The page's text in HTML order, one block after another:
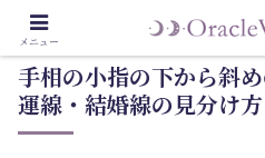
手相の小指の下から斜
運線・結婚線の見分け
メニュー